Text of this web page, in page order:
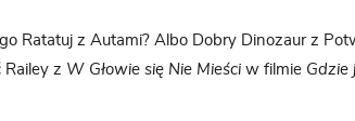
Ratatuj z Autami? Albo Dobry Dinozaur z
z W Głowie się Nie Mieści w filmie Gdzie